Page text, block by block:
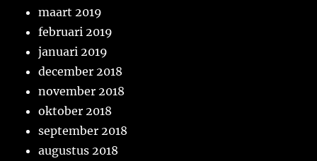
maart 2019
februari 2019
januari 2019
december 2018
november 2018
oktober 2018
september 2018
augustus 2018